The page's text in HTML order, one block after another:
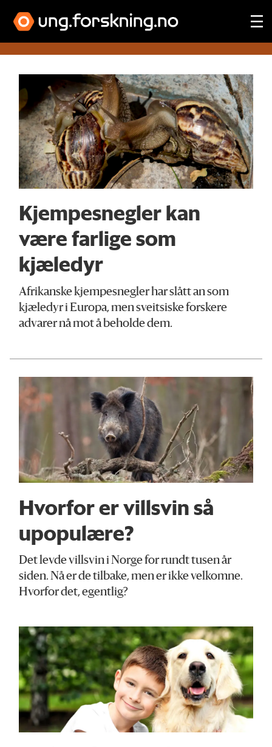
Tag:
dyresykdommer
Kjempesnegler kan
være farlige som
kjæledyr
Afrikanske kjempesnegler har slått an som
kjæledyr i Europa, men sveitsiske forskere
advarer nå mot å beholde dem.
Hvorfor er villsvin så
upopulære?
Det levde villsvin i Norge for rundt tusen år
siden. Nå er de tilbake, men er ikke velkomne.
Hvorfor det, egentlig?